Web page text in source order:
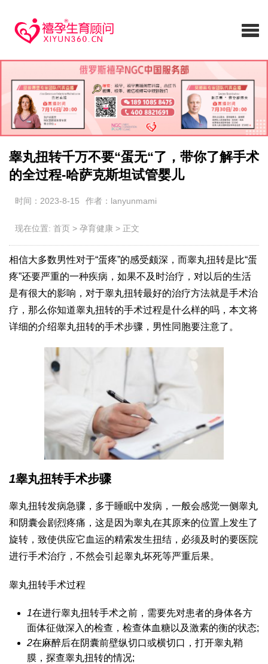
睾丸扭转千万不要“蛋无“了，带你了解手术
的全过程-哈萨克斯坦试管婴儿
时间：2023-8-15 作者：lanyunmami
现在位置: 首页 > 孕育健康 > 正文
相信大多数男性对于“蛋疼”的感受颇深，而睾丸扭转是比“蛋
疼”还要严重的一种疾病，如果不及时治疗，对以后的生活
是有很大的影响，对于睾丸扭转最好的治疗方法就是手术治
疗，那么你知道睾丸扭转的手术过程是什么样的吗，本文将
详细的介绍睾丸扭转的手术步骤，男性同胞要注意了。
1睾丸扭转手术步骤
睾丸扭转发病急骤，多于睡眠中发病，一般会感觉一侧睾丸
和阴囊会剧烈疼痛，这是因为睾丸在其原来的位置上发生了
旋转，致使供应它血运的精索发生扭结，必须及时的要医院
进行手术治疗，不然会引起睾丸坏死等严重后果。
睾丸扭转手术过程
1在进行睾丸扭转手术之前，需要先对患者的身体各方
面体征做深入的检查，检查体血糖以及激素的衡的状态;
2在麻醉后在阴囊前壁纵切口或横切口，打开睾丸鞘
膜，探查睾丸扭转的情况;